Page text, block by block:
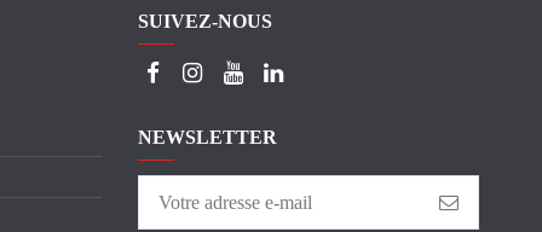
SUIVEZ-NOUS
NEWSLETTER